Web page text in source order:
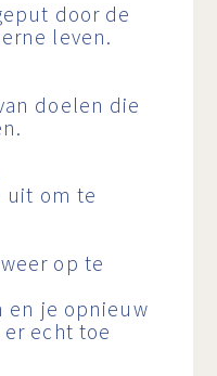
door de
leven.
doelen die
uit om te
op te
en je opnieuw
echt toe